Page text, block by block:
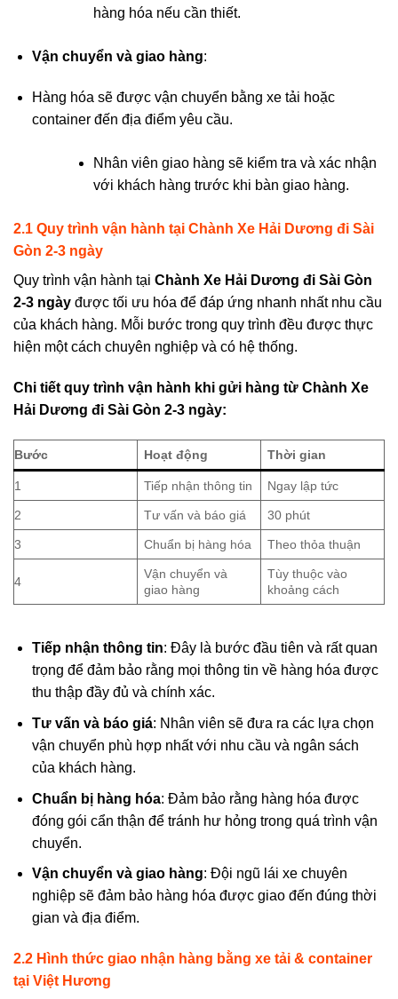
hàng hóa nếu cần thiết.
Vận chuyển và giao hàng:
Hàng hóa sẽ được vận chuyển bằng xe tải hoặc
container đến địa điểm yêu cầu.
Nhân viên giao hàng sẽ kiểm tra và xác nhận
với khách hàng trước khi bàn giao hàng.
2.1 Quy trình vận hành tại Chành Xe Hải Dương đi Sài
Gòn 2-3 ngày
Quy trình vận hành tại Chành Xe Hải Dương đi Sài Gòn
2-3 ngày được tối ưu hóa để đáp ứng nhanh nhất nhu cầu
của khách hàng. Mỗi bước trong quy trình đều được thực
hiện một cách chuyên nghiệp và có hệ thống.
Chi tiết quy trình vận hành khi gửi hàng từ Chành Xe
Hải Dương đi Sài Gòn 2-3 ngày:
Bước Hoạt động Thời gian
1 Tiếp nhận thông tin Ngay lập tức
2 Tư vấn và báo giá 30 phút
3 Chuẩn bị hàng hóa Theo thỏa thuận
4
Vận chuyển và
giao hàng
Tùy thuộc vào
khoảng cách
Tiếp nhận thông tin: Đây là bước đầu tiên và rất quan
trọng để đảm bảo rằng mọi thông tin về hàng hóa được
thu thập đầy đủ và chính xác.
Tư vấn và báo giá: Nhân viên sẽ đưa ra các lựa chọn
vận chuyển phù hợp nhất với nhu cầu và ngân sách
của khách hàng.
Chuẩn bị hàng hóa: Đảm bảo rằng hàng hóa được
đóng gói cẩn thận để tránh hư hỏng trong quá trình vận
chuyển.
Vận chuyển và giao hàng: Đội ngũ lái xe chuyên
nghiệp sẽ đảm bảo hàng hóa được giao đến đúng thời
gian và địa điểm.
2.2 Hình thức giao nhận hàng bằng xe tải & container
tại Việt Hương